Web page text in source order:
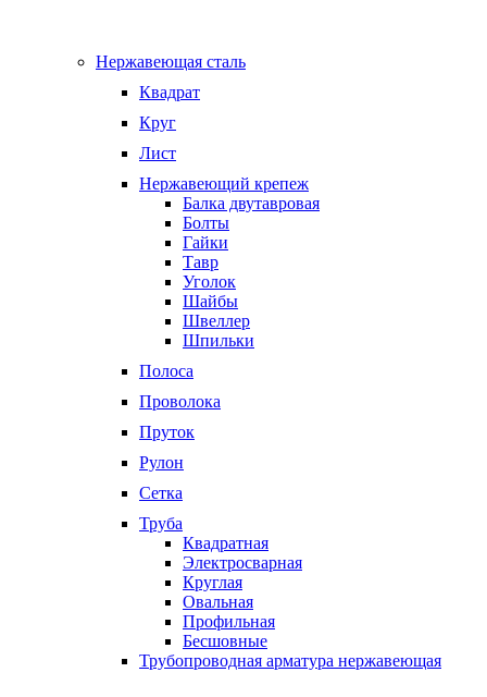
Нержавеющая сталь
Квадрат
Круг
Лист
Нержавеющий крепеж
Балка двутавровая
Болты
Гайки
Тавр
Уголок
Шайбы
Швеллер
Шпильки
Полоса
Проволока
Пруток
Рулон
Сетка
Труба
Квадратная
Электросварная
Круглая
Овальная
Профильная
Бесшовные
Трубопроводная арматура нержавеющая